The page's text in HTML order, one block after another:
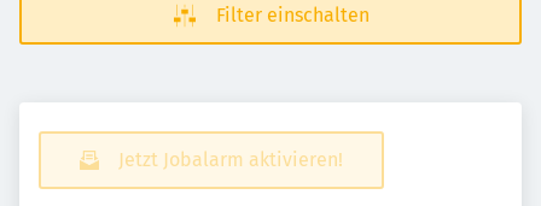
Filter einschalten
Jetzt Jobalarm aktivieren!